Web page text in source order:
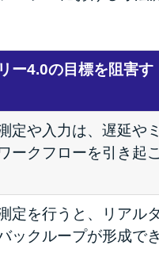
ー4.0の目標を阻害す
定や入力は、遅延やミ
ークフローを引き起こ
定を行うと、リアルタ
ックループが形成でき